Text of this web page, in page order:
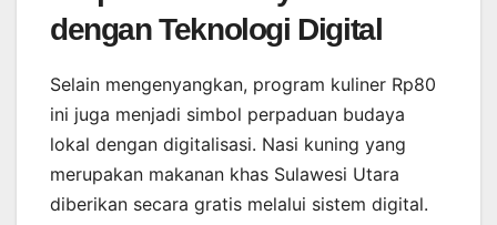
dengan Teknologi Digital
Selain mengenyangkan, program kuliner Rp80
ini juga menjadi simbol perpaduan budaya
lokal dengan digitalisasi. Nasi kuning yang
merupakan makanan khas Sulawesi Utara
diberikan secara gratis melalui sistem digital.